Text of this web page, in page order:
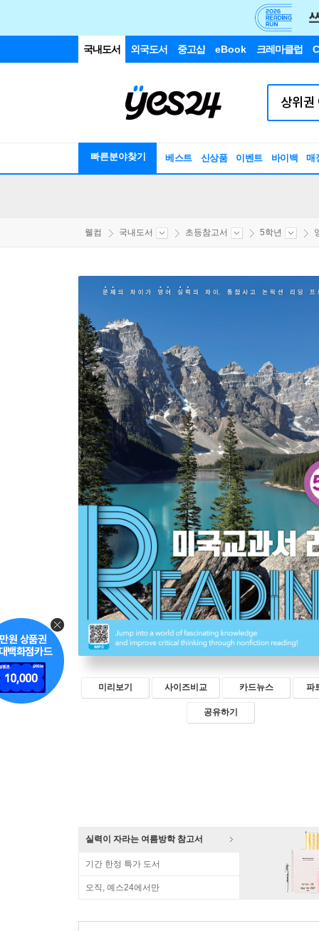
국내도서 외국도서 중고샵 eBook 크레마클럽
빠른분야찾기 베스트 신상품 이벤트 바이백 매
웰컴 국내도서 초등참고서 5학년
미리보기 사이즈비교 카드뉴스 파
공유하기
실력이 자라는 여름방학 참고서
기간 한정 특가 도서
오직, 예스24에서만